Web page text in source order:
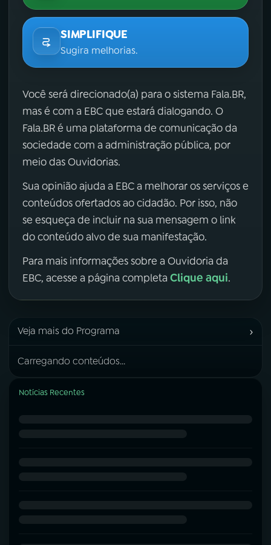
SIMPLIFIQUE
Sugira melhorias.
Você será direcionado(a) para o sistema Fala.BR,
mas é com a EBC que estará dialogando. O
Fala.BR é uma plataforma de comunicação da
sociedade com a administração pública, por
meio das Ouvidorias.
Sua opinião ajuda a EBC a melhorar os serviços e
conteúdos ofertados ao cidadão. Por isso, não
se esqueça de incluir na sua mensagem o link
do conteúdo alvo de sua manifestação.
Para mais informações sobre a Ouvidoria da
EBC, acesse a página completa Clique aqui.
Veja mais do Programa ›
Carregando conteúdos...
Notícias Recentes